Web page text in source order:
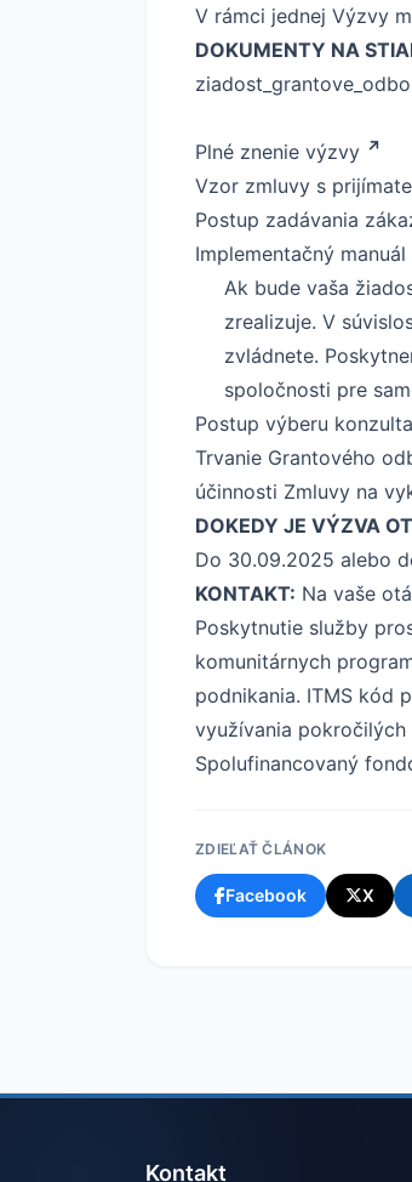
V rámci jednej Výzvy
DOKUMENTY NA
Plné znenie výzvy
Vzor zmluvy s
Postup zadávania
Implementačný manuál
Ak bude vaša
zrealizuje. V
zvládnete.
spoločnosti pre
Postup výberu
Trvanie Grantového
účinnosti Zmluvy na
DOKEDY JE VÝZVA
Do 30.09.2025 alebo
KONTAKT: Na vaše
Poskytnutie služby
komunitárnych
podnikania. ITMS kód
využívania pokročilých
Spolufinancovaný
ZDIEĽAŤ ČLÁNOK
Facebook X
Kontakt